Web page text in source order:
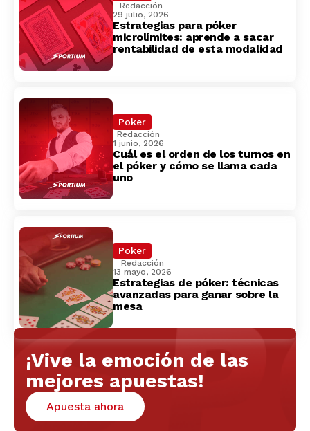
¡Vive la emoción de las
mejores apuestas!
Apuesta ahora
Redacción
29 julio, 2026
Estrategias para póker
microlímites: aprende a sacar
rentabilidad de esta modalidad
Poker
Redacción
1 junio, 2026
Cuál es el orden de los turnos en
el póker y cómo se llama cada
uno
Poker
Redacción
13 mayo, 2026
Estrategias de póker: técnicas
avanzadas para ganar sobre la
mesa